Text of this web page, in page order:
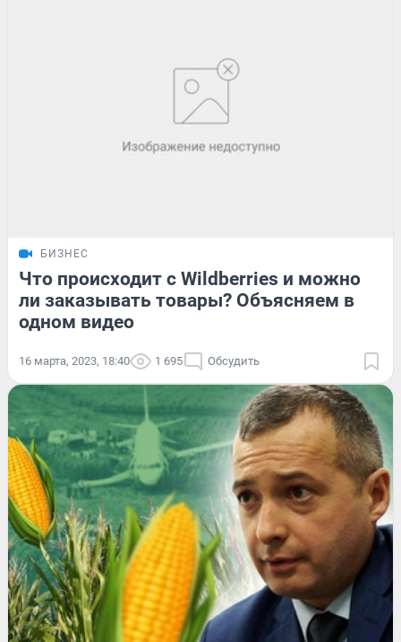
БИЗНЕС
Что происходит с Wildberries и можно
ли заказывать товары? Объясняем в
одном видео
16 марта, 2023, 18:40 1 695 Обсудить